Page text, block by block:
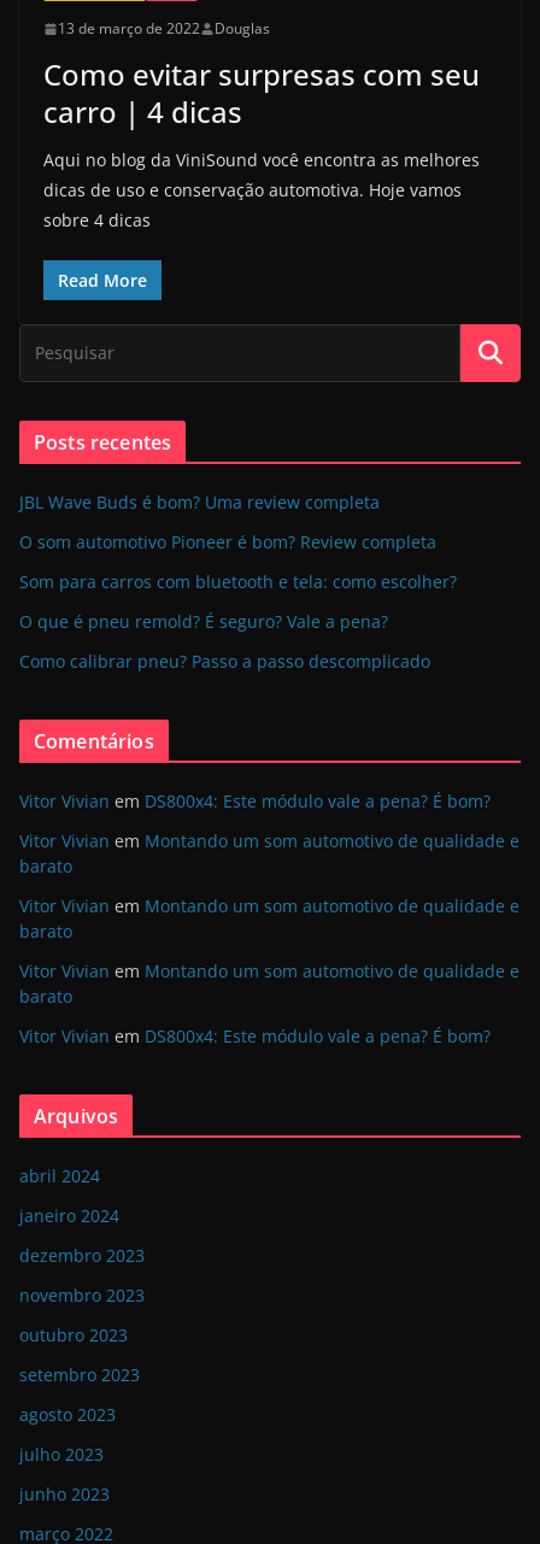
13 de março de 2022 Douglas
Como evitar surpresas com seu
carro | 4 dicas
Aqui no blog da ViniSound você encontra as melhores
dicas de uso e conservação automotiva. Hoje vamos
sobre 4 dicas
Read More
Posts recentes
JBL Wave Buds é bom? Uma review completa
O som automotivo Pioneer é bom? Review completa
Som para carros com bluetooth e tela: como escolher?
O que é pneu remold? É seguro? Vale a pena?
Como calibrar pneu? Passo a passo descomplicado
Comentários
Vitor Vivian em DS800x4: Este módulo vale a pena? É bom?
Vitor Vivian em Montando um som automotivo de qualidade e
barato
Vitor Vivian em Montando um som automotivo de qualidade e
barato
Vitor Vivian em Montando um som automotivo de qualidade e
barato
Vitor Vivian em DS800x4: Este módulo vale a pena? É bom?
Arquivos
abril 2024
janeiro 2024
dezembro 2023
novembro 2023
outubro 2023
setembro 2023
agosto 2023
julho 2023
junho 2023
março 2022